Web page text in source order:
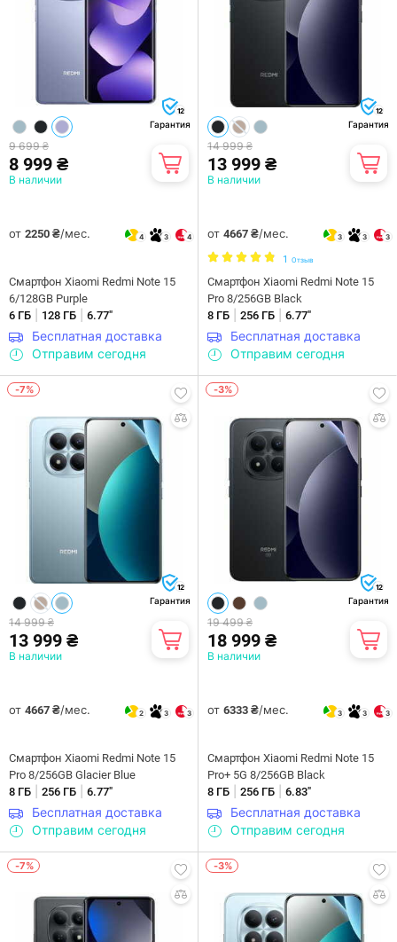
12
Гарантия
9 699 ₴
8 999 ₴
В наличии
от 2250 ₴/мес. 4 3 4
Смартфон Xiaomi Redmi Note 15
6/128GB Purple
6 ГБ
128 ГБ 6.77"
Бесплатная доставка
Отправим сегодня
12
Гарантия
14 999 ₴
13 999 ₴
В наличии
от 4667 ₴/мес. 3 3 3
1 Отзыв
Смартфон Xiaomi Redmi Note 15
Pro 8/256GB Black
8 ГБ
256 ГБ 6.77"
Бесплатная доставка
Отправим сегодня
-7%
12
Гарантия
14 999 ₴
13 999 ₴
В наличии
от 4667 ₴/мес. 2 3 3
Смартфон Xiaomi Redmi Note 15
Pro 8/256GB Glacier Blue
8 ГБ
256 ГБ 6.77"
Бесплатная доставка
Отправим сегодня
-3%
12
Гарантия
19 499 ₴
18 999 ₴
В наличии
от 6333 ₴/мес. 3 3 3
Смартфон Xiaomi Redmi Note 15
Pro+ 5G 8/256GB Black
8 ГБ
256 ГБ 6.83"
Бесплатная доставка
Отправим сегодня
-7% -3%